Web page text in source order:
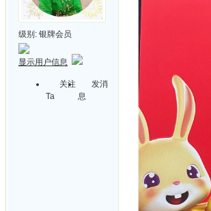
级别: 银牌会员
显示用户信息
关注
Ta
发消
息